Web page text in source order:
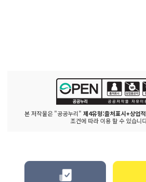
본 저작물은 "공공누리" 제4유형:출처표시+상업
조건에 따라 이용 할 수 있습니